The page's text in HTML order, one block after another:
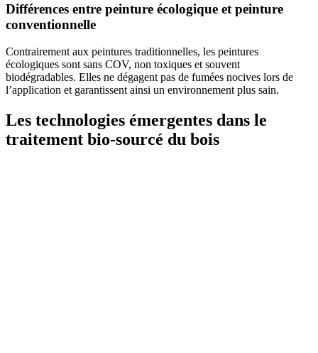
Différences entre peinture écologique et peinture
conventionnelle
Contrairement aux peintures traditionnelles, les peintures
écologiques sont sans COV, non toxiques et souvent
biodégradables. Elles ne dégagent pas de fumées nocives lors de
l’application et garantissent ainsi un environnement plus sain.
Les technologies émergentes dans le
traitement bio-sourcé du bois